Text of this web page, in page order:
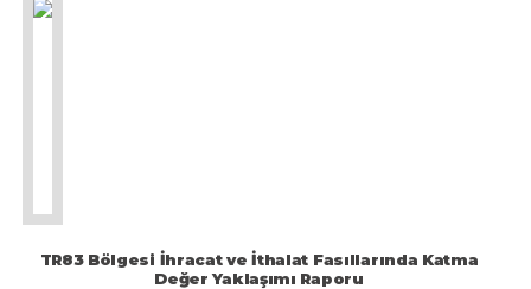
TR83 Bölgesi İhracat ve İthalat Fasıllarında Katma
Değer Yaklaşımı Raporu